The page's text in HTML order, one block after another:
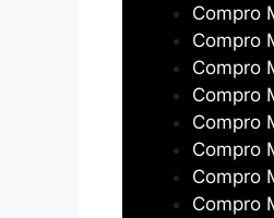
Compro
Compro
Compro
Compro
Compro
Compro
Compro
Compro